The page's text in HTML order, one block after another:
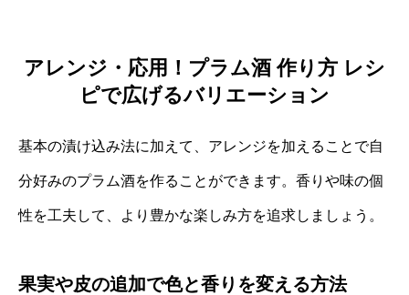
アレンジ・応用！プラム酒 作り方 レシ
ピで広げるバリエーション
基本の漬け込み法に加えて、アレンジを加えることで自
分好みのプラム酒を作ることができます。香りや味の個
性を工夫して、より豊かな楽しみ方を追求しましょう。
果実や皮の追加で色と香りを変える方法